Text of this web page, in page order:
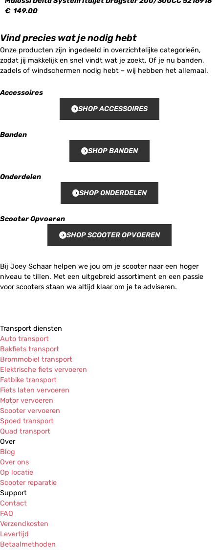
€ 149.00
Vind precies wat je nodig hebt
Onze producten zijn ingedeeld in overzichtelijke categorieën,
zodat jij makkelijk en snel vindt wat je zoekt. Of je nu banden,
zadels of windschermen nodig hebt – wij hebben het allemaal.
Accessoires
SHOP ACCESSOIRES
Banden
SHOP BANDEN
Onderdelen
SHOP ONDERDELEN
Scooter Opvoeren
SHOP SCOOTER OPVOEREN
Bij Joey Schaar helpen we jou om je scooter naar een hoger
niveau te tillen. Met een uitgebreid assortiment en een passie
voor scooters staan we altijd klaar om je te adviseren.
Transport diensten
Auto transport
Bakfiets transport
Brommobiel transport
Elektrische fiets vervoeren
Fatbike transport
Fiets laten vervoeren
Motor vervoeren
Scooter vervoeren
Spoed transport
Quad transport
Over
Blog
Over ons
Op locatie
Scooter reparatie
Support
Contact
FAQ
Verzendkosten
Levertijd
Betaalmethoden